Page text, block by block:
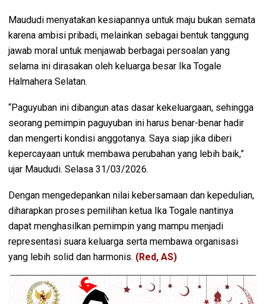
Maududi menyatakan kesiapannya untuk maju bukan semata
karena ambisi pribadi, melainkan sebagai bentuk tanggung
jawab moral untuk menjawab berbagai persoalan yang
selama ini dirasakan oleh keluarga besar Ika Togale
Halmahera Selatan.
“Paguyuban ini dibangun atas dasar kekeluargaan, sehingga
seorang pemimpin paguyuban ini harus benar-benar hadir
dan mengerti kondisi anggotanya. Saya siap jika diberi
kepercayaan untuk membawa perubahan yang lebih baik,”
ujar Maududi. Selasa 31/03/2026.
Dengan mengedepankan nilai kebersamaan dan kepedulian,
diharapkan proses pemilihan ketua Ika Togale nantinya
dapat menghasilkan pemimpin yang mampu menjadi
representasi suara keluarga serta membawa organisasi
yang lebih solid dan harmonis. (Red, AS)